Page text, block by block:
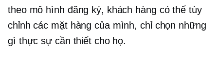
theo mô hình đăng ký, khách hàng có thể tùy
chỉnh các mặt hàng của mình, chỉ chọn những
gì thực sự cần thiết cho họ.